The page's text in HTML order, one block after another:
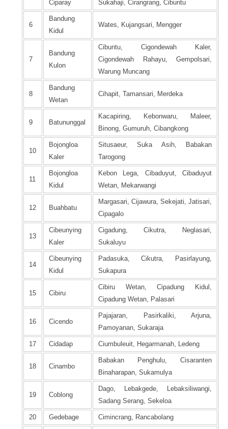
Ciparay
Sukahaji, Cirangrang, Cibuntu
6
Bandung
Kidul
Wates, Kujangsari, Mengger
7
Bandung
Kulon
Cibuntu, Cigondewah Kaler,
Cigondewah Rahayu, Gempolsari,
Warung Muncang
8
Bandung
Wetan
Cihapit, Tamansari, Merdeka
9 Batununggal
Kacapiring, Kebonwaru, Maleer,
Binong, Gumuruh, Cibangkong
10
Bojongloa
Kaler
Situsaeur, Suka Asih, Babakan
Tarogong
11
Bojongloa
Kidul
Kebon Lega, Cibaduyut, Cibaduyut
Wetan, Mekarwangi
12 Buahbatu
Margasari, Cijawura, Sekejati, Jatisari,
Cipagalo
13
Cibeunying
Kaler
Cigadung, Cikutra, Neglasari,
Sukaluyu
14
Cibeunying
Kidul
Padasuka, Cikutra, Pasirlayung,
Sukapura
15 Cibiru
Cibiru Wetan, Cipadung Kidul,
Cipadung Wetan, Palasari
16 Cicendo
Pajajaran, Pasirkaliki, Arjuna,
Pamoyanan, Sukaraja
17 Cidadap Ciumbuleuit, Hegarmanah, Ledeng
18 Cinambo
Babakan Penghulu, Cisaranten
Binaharapan, Sukamulya
19 Coblong
Dago, Lebakgede, Lebaksiliwangi,
Sadang Serang, Sekeloa
20 Gedebage Cimincrang, Rancabolang